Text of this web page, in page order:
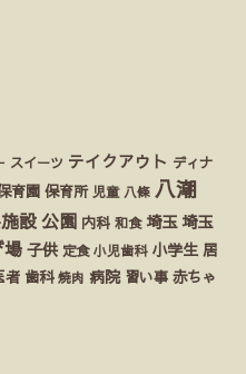
スイーツ テイクアウト ディナ
育園 保育所 児童 八條 八潮
設 公園 内科 和食 埼玉 埼玉
場 子供 定食 小児歯科 小学生 居
者 歯科 焼肉 病院 習い事 赤ちゃ